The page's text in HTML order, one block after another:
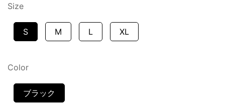
Size
S M L XL
Color
ブラック